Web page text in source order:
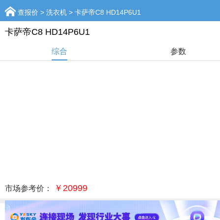
查报价 > 洗衣机 > 卡萨帝C8 HD14P6U1
卡萨帝C8 HD14P6U1
综合 参数
市场参考价： ￥20999